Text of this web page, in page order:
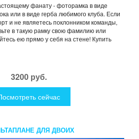
фанату - фоторамка в виде
или в виде герба любимого клуба. Если
и не являетесь поклонником команды,
в такую рамку свою фамилию или
ею прямо у себя на стене! Купить
3200 руб.
сейчас
ДЛЯ ДВОИХ